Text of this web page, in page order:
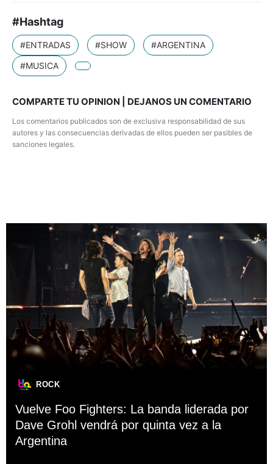
#Hashtag
#ENTRADAS #SHOW
#ARGENTINA
#MUSICA
COMPARTE TU OPINION | DEJANOS UN COMENTARIO
Los comentarios publicados son de exclusiva responsabilidad de sus
autores y las consecuencias derivadas de ellos pueden ser pasibles de
sanciones legales.
ROCK
Vuelve Foo Fighters: La banda liderada por
Dave Grohl vendrá por quinta vez a la
Argentina